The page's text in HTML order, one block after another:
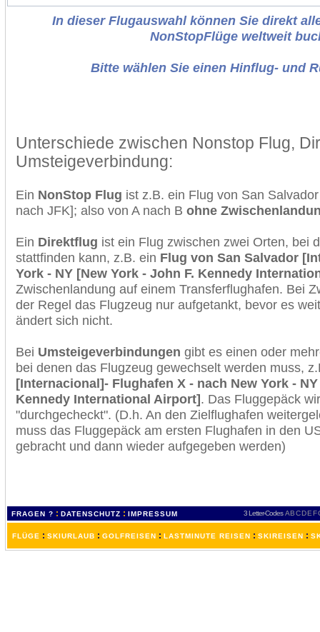
In dieser Flugauswahl können Sie direkt
NonStopFlüge weltweit
Bitte wählen Sie einen Hinflug- und
Unterschiede zwischen Nonstop Flug,
Umsteigeverbindung:
Ein NonStop Flug ist z.B. ein Flug von San
nach JFK]; also von A nach B ohne
Ein Direktflug ist ein Flug zwischen zwei Orten, bei
stattfinden kann, z.B. ein Flug von San Salvador
York - NY [New York - John F. Kennedy
Zwischenlandung auf einem Transferflughafen. Bei
der Regel das Flugzeug nur aufgetankt, bevor es
ändert sich nicht.
Bei Umsteigeverbindungen gibt es einen oder
bei denen das Flugzeug gewechselt werden muss,
[Internacional]- Flughafen X - nach New York -
Kennedy International Airport]. Das Fluggepäck
"durchgecheckt". (D.h. An den Zielflughafen
muss das Fluggepäck am ersten Flughafen in den
gebracht und dann wieder aufgegeben werden)
FRAGEN ? : DATENSCHUTZ : IMPRESSUM 3 Letter-Codes ABCDEF
FLÜGE : SKIURLAUB : GOLFREISEN : LASTMINUTE REISEN : SKIREISEN :